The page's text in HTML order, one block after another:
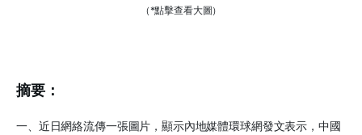
（*點擊查看大圖）
摘要：
一、近日網絡流傳一張圖片，顯示內地媒體環球網發文表示，中國